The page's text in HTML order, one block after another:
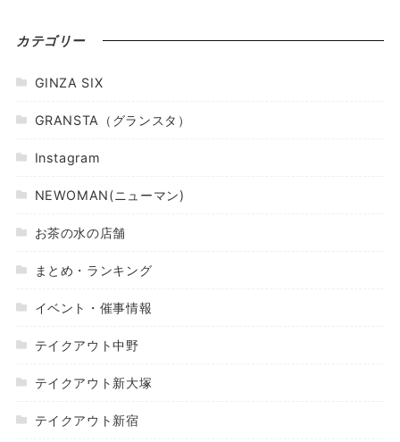
カテゴリー
GINZA SIX
GRANSTA（グランスタ）
Instagram
NEWOMAN(ニューマン)
お茶の水の店舗
まとめ・ランキング
イベント・催事情報
テイクアウト中野
テイクアウト新大塚
テイクアウト新宿